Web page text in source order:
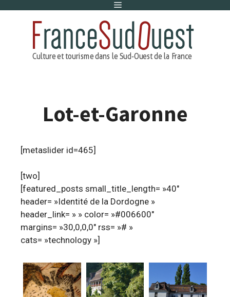
Menu
Lot-et-Garonne
[metaslider id=465]
[two]
[featured_posts small_title_length= »40″
header= »Identité de la Dordogne »
header_link= » » color= »#006600″
margins= »30,0,0,0″ rss= »# »
cats= »technology »]